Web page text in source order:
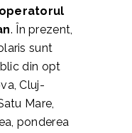
operatorul
. În prezent,
sunt
din opt
Cluj-
Mare,
ponderea